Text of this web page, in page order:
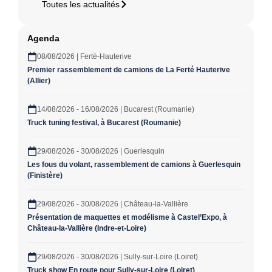
Toutes les actualités
Agenda
08/08/2026 | Ferté-Hauterive
Premier rassemblement de camions de La Ferté Hauterive
(Allier)
14/08/2026 - 16/08/2026 | Bucarest (Roumanie)
Truck tuning festival, à Bucarest (Roumanie)
29/08/2026 - 30/08/2026 | Guerlesquin
Les fous du volant, rassemblement de camions à Guerlesquin
(Finistère)
29/08/2026 - 30/08/2026 | Château-la-Vallière
Présentation de maquettes et modélisme à Castel’Expo, à
Château-la-Vallière (Indre-et-Loire)
29/08/2026 - 30/08/2026 | Sully-sur-Loire (Loiret)